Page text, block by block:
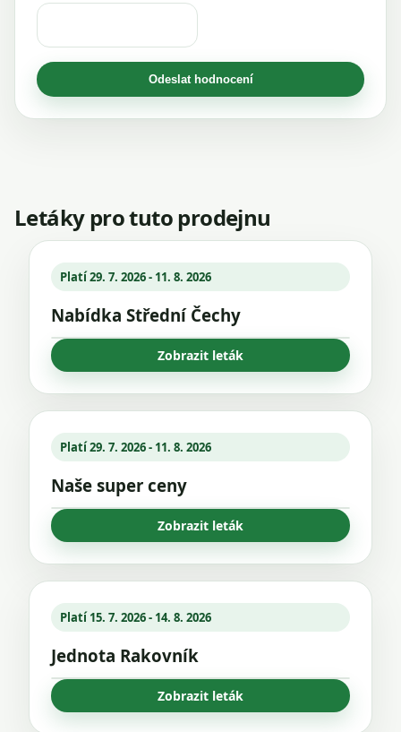
Odeslat hodnocení
Letáky pro tuto prodejnu
Platí 29. 7. 2026 - 11. 8. 2026
Nabídka Střední Čechy
Zobrazit leták
Platí 29. 7. 2026 - 11. 8. 2026
Naše super ceny
Zobrazit leták
Platí 15. 7. 2026 - 14. 8. 2026
Jednota Rakovník
Zobrazit leták